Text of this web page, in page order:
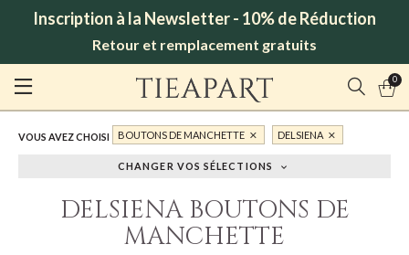
Inscription à la Newsletter - 10% de Réduction
Retour et remplacement gratuits
0
VOUS AVEZ CHOISI BOUTONS DE MANCHETTE DELSIENA
CHANGER VOS SÉLECTIONS
DELSIENA BOUTONS DE
MANCHETTE